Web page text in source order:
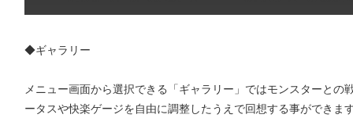
◆ギャラリー
メニュー画面から選択できる「ギャラリー」ではモンスターと
ータスや快楽ゲージを自由に調整したうえで回想する事ができま